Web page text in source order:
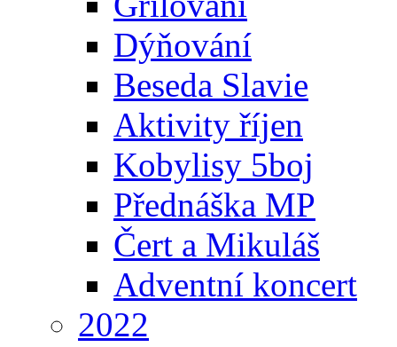
Dýňování
Beseda Slavie
Aktivity říjen
Kobylisy 5boj
Přednáška MP
Čert a Mikuláš
Adventní koncert
2022